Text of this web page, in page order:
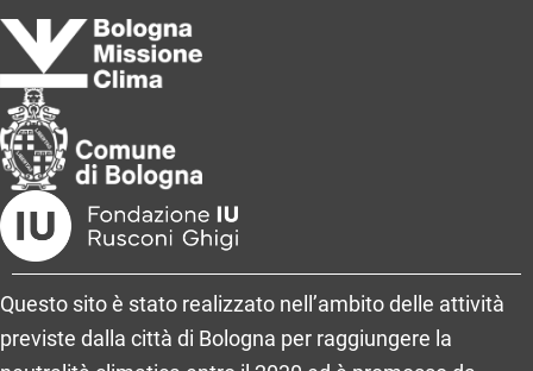
Questo sito è stato realizzato nell’ambito delle attività
previste dalla città di Bologna per raggiungere la